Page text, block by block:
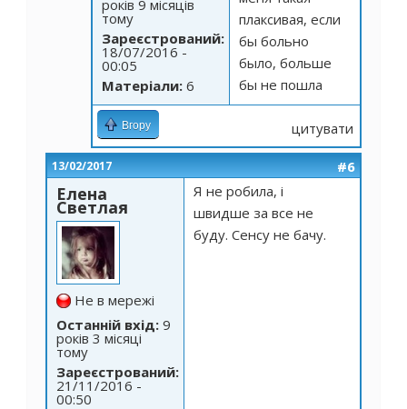
років 9 місяців
тому
Зареєстрований:
18/07/2016 -
00:05
Матеріали: 6
плаксивая, если
бы больно
было, больше
бы не пошла
Вгору цитувати
13/02/2017 #6
Елена
Светлая
Не в мережі
Останній вхід: 9
років 3 місяці
тому
Зареєстрований:
21/11/2016 -
00:50
Я не робила, і
швидше за все не
буду. Сенсу не бачу.